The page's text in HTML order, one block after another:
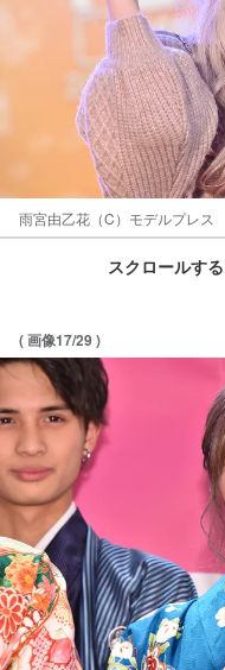
雨宮由乙花（C）モデルプレス
スクロールす
( 画像17/29 )